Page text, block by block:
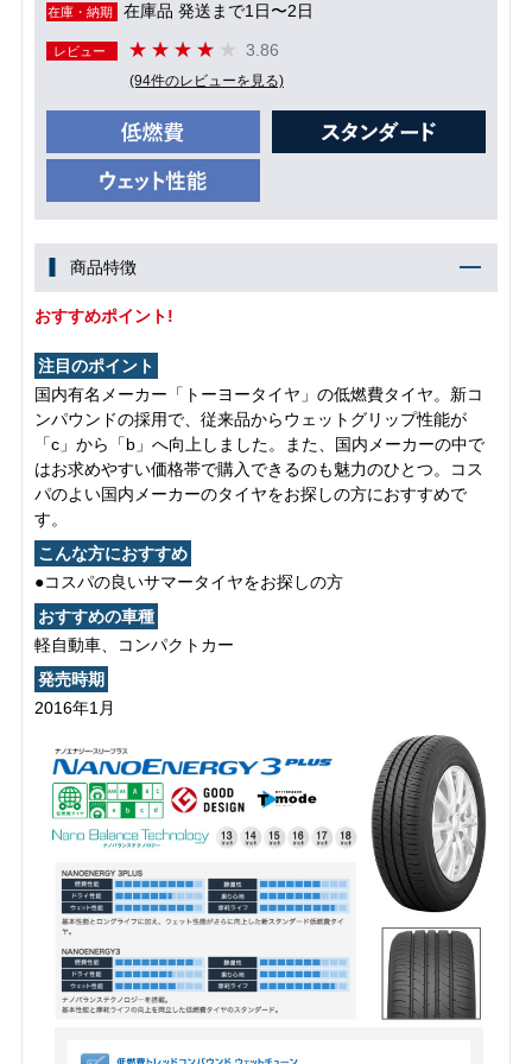
在庫・納期 在庫品 発送まで1日〜2日
レビュー 3.86
(94件のレビューを見る)
商品特徴
おすすめポイント!
注目のポイント
国内有名メーカー「トーヨータイヤ」の低燃費タイヤ。新コ
ンパウンドの採用で、従来品からウェットグリップ性能が
「c」から「b」へ向上しました。また、国内メーカーの中で
はお求めやすい価格帯で購入できるのも魅力のひとつ。コス
パのよい国内メーカーのタイヤをお探しの方におすすめで
す。
こんな方におすすめ
●コスパの良いサマータイヤをお探しの方
おすすめの車種
軽自動車、コンパクトカー
発売時期
2016年1月